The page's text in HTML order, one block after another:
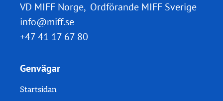
VD MIFF Norge, Ordförande MIFF Sverige
info@miff.se
+47 41 17 67 80
Genvägar
Startsidan